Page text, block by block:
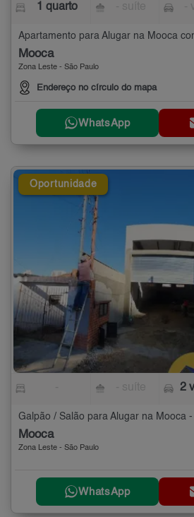
1 quarto
Apartamento para Alugar na Mooca
Mooca
Zona Leste - São Paulo
Endereço no círculo do mapa
WhatsApp
Oportunidade
2
Galpão / Salão para Alugar na Mooca -
Mooca
Zona Leste - São Paulo
WhatsApp